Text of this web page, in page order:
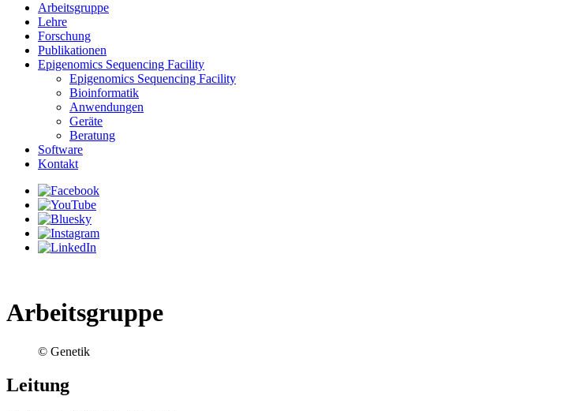
Arbeitsgruppe
Lehre
Forschung
Publikationen
Epigenomics Sequencing Facility
Epigenomics Sequencing Facility
Bioinformatik
Anwendungen
Geräte
Beratung
Software
Kontakt
Arbeitsgruppe
© Genetik
Leitung